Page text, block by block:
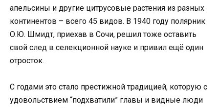
апельсины и другие цитрусовые растения из разных
континентов – всего 45 видов. В 1940 году полярник
О.Ю. Шмидт, приехав в Сочи, решил тоже оставить
свой след в селекционной науке и привил ещё один
отросток.
С годами это стало престижной традицией, которую с
удовольствием “подхватили” главы и видные люди